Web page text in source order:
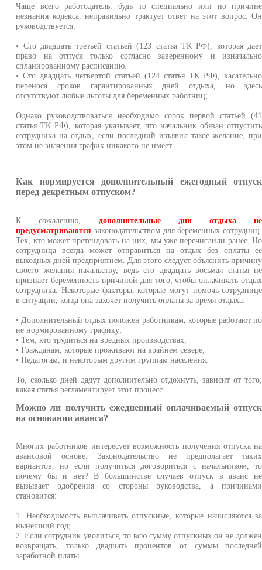
Чаще всего работодатель, будь то специально или по причине
незнания кодекса, неправильно трактует ответ на этот вопрос. Он
руководствуется:
• Сто двадцать третьей статьей (123 статья ТК РФ), которая дает
право на отпуск только согласно заверенному и изначально
спланированному расписанию.
• Сто двадцать четвертой статьей (124 статья ТК РФ), касательно
переноса сроков гарантированных дней отдыха, но здесь
отсутствуют любые льготы для беременных работниц;
Однако руководствоваться необходимо сорок первой статьей (41
статья ТК РФ), которая указывает, что начальник обязан отпустить
сотрудника на отдых, если последний изъявил такое желание, при
этом не значения график никакого не имеет.
Как нормируется дополнительный ежегодный отпуск
перед декретным отпуском?
К сожалению, дополнительные дни отдыха не
предусматриваются законодательством для беременных сотрудниц.
Тех, кто может претендовать на них, мы уже перечислили ранее. Но
сотрудница всегда может отправиться на отдых без оплаты ее
выходных дней предприятием. Для этого следует объяснить причину
своего желания начальству, ведь сто двадцать восьмая статья не
признает беременность причиной для того, чтобы оплачивать отдых
сотрудника. Некоторые факторы, которые могут помочь сотруднице
в ситуации, когда она захочет получить оплаты за время отдыха:
• Дополнительный отдых положен работникам, которые работают по
не нормированному графику;
• Тем, кто трудиться на вредных производствах;
• Гражданам, которые проживают на крайнем севере;
• Педагогам, и некоторым другим группам населения.
То, сколько дней дадут дополнительно отдохнуть, зависит от того,
какая статья регламентирует этот процесс.
Можно ли получить ежедневный оплачиваемый отпуск
на основании аванса?
Многих работников интересует возможность получения отпуска на
авансовой основе. Законодательство не предполагает таких
вариантов, но если получиться договориться с начальником, то
почему бы и нет? В большинстве случаев отпуск в аванс не
вызывает одобрения со стороны руководства, а причинами
становится:
1. Необходимость выплачивать отпускные, которые начисляются за
нынешний год;
2. Если сотрудник уволиться, то всю сумму отпускных он не должен
возвращать, только двадцать процентов от суммы последней
заработной платы.